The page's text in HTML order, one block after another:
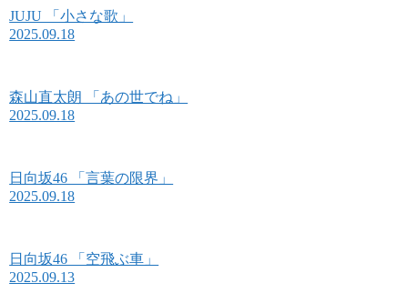
JUJU 「小さな歌」
2025.09.18
森山直太朗 「あの世でね」
2025.09.18
日向坂46 「言葉の限界」
2025.09.18
日向坂46 「空飛ぶ車」
2025.09.13